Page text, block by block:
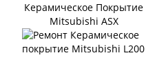
Керамическое Покрытие
Mitsubishi ASX